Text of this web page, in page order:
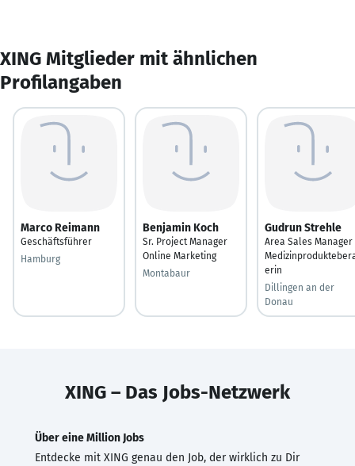
XING Mitglieder mit ähnlichen
Profilangaben
Marco Reimann
Geschäftsführer
Hamburg
Benjamin Koch
Sr. Project Manager
Online Marketing
Montabaur
Gudrun Strehle
Area Sales
erin
Dillingen an der
Donau
XING – Das Jobs-Netzwerk
Über eine Million Jobs
Entdecke mit XING genau den Job, der wirklich zu Dir